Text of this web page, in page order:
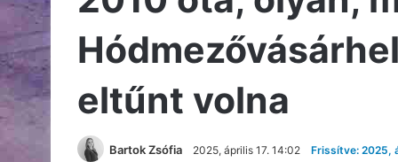
eltűnt volna
Bartok Zsófia 2025, április 17. 14:02 Frissítve: 2025,